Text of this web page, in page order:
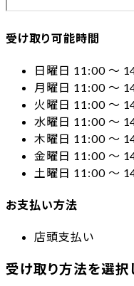
受け取り可能時間
日曜日 11:00 〜
月曜日 11:00 〜
火曜日 11:00 〜
水曜日 11:00 〜
木曜日 11:00 〜
金曜日 11:00 〜
土曜日 11:00 〜
お支払い方法
店頭支払い
受け取り方法を選択